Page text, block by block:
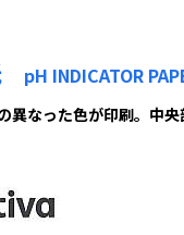
pH INDICATOR
異なった色が印刷。中